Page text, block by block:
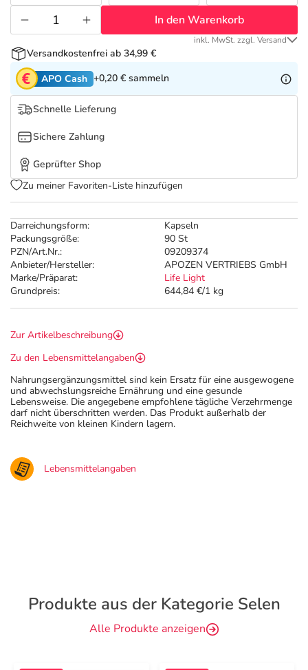
Vitamine & Mineralstoffe
Darreichungsform:
Kapseln
Packungsgröße:
90 St
PZN/Art.Nr.:
09209374
Anbieter/Hersteller:
APOZEN VERTRIEBS GmbH
Marke/Präparat:
Life Light
Grundpreis:
644,84 €/1 kg
In den Warenkorb
inkl. MwSt. zzgl. Versand
Versandkostenfrei ab 34,99 €
APO Cash +0,20 € sammeln
Schnelle Lieferung
Sichere Zahlung
Geprüfter Shop
Zu meiner Favoriten-Liste hinzufügen
Zur Artikelbeschreibung
Zu den Lebensmittelangaben
Nahrungsergänzungsmittel sind kein Ersatz für eine ausgewogene
und abwechslungsreiche Ernährung und eine gesunde
Lebensweise. Die angegebene empfohlene tägliche Verzehrmenge
darf nicht überschritten werden. Das Produkt außerhalb der
Reichweite von kleinen Kindern lagern.
Lebensmittelangaben
Produkte aus der Kategorie Selen
Alle Produkte anzeigen